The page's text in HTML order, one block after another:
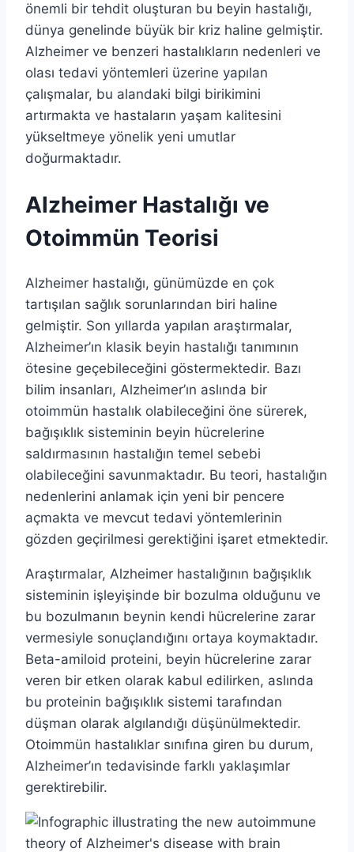
önemli bir tehdit oluşturan bu beyin hastalığı,
dünya genelinde büyük bir kriz haline gelmiştir.
Alzheimer ve benzeri hastalıkların nedenleri ve
olası tedavi yöntemleri üzerine yapılan
çalışmalar, bu alandaki bilgi birikimini
artırmakta ve hastaların yaşam kalitesini
yükseltmeye yönelik yeni umutlar
doğurmaktadır.
Alzheimer Hastalığı ve
Otoimmün Teorisi
Alzheimer hastalığı, günümüzde en çok
tartışılan sağlık sorunlarından biri haline
gelmiştir. Son yıllarda yapılan araştırmalar,
Alzheimer’ın klasik beyin hastalığı tanımının
ötesine geçebileceğini göstermektedir. Bazı
bilim insanları, Alzheimer’ın aslında bir
otoimmün hastalık olabileceğini öne sürerek,
bağışıklık sisteminin beyin hücrelerine
saldırmasının hastalığın temel sebebi
olabileceğini savunmaktadır. Bu teori, hastalığın
nedenlerini anlamak için yeni bir pencere
açmakta ve mevcut tedavi yöntemlerinin
gözden geçirilmesi gerektiğini işaret etmektedir.
Araştırmalar, Alzheimer hastalığının bağışıklık
sisteminin işleyişinde bir bozulma olduğunu ve
bu bozulmanın beynin kendi hücrelerine zarar
vermesiyle sonuçlandığını ortaya koymaktadır.
Beta-amiloid proteini, beyin hücrelerine zarar
veren bir etken olarak kabul edilirken, aslında
bu proteinin bağışıklık sistemi tarafından
düşman olarak algılandığı düşünülmektedir.
Otoimmün hastalıklar sınıfına giren bu durum,
Alzheimer’ın tedavisinde farklı yaklaşımlar
gerektirebilir.